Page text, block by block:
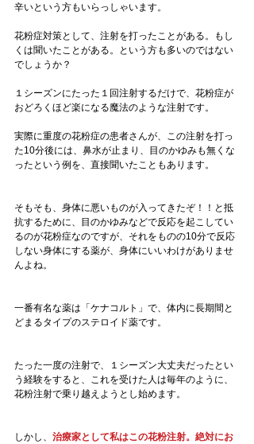
辛いという方もいらっしゃいます。
花粉症対策として、注射を打ったことがある。もし
くは聞いたことがある。という方も多いのではない
でしょうか？
１シーズンにたった１回注射するだけで、花粉症が
おどろくほど楽になる魔法のような注射です。
実際に重度の花粉症の患者さんが、この注射を打っ
た10分後には、鼻水が止まり、目のかゆみも無くな
ったという例を、直接聞いたこともあります。
そもそも、身体に悪いものが入ってきたぞ！！と抵
抗するために、目のかゆみなどで反応を起こしてい
るのが花粉症なのですが、それをものの10分で反応
しない身体にする薬が、身体にいいわけがありませ
んよね。
一番有名な薬は「ケナコルト」で、体内に長期間と
どまるタイプのステロイド薬です。
たった一度の注射で、１シーズン大丈夫だったとい
う経験をすると、これを受けた人は毎年のように、
花粉注射で乗り越えようとし始めます。
しかし、 治療家として私はこの花粉注射。絶対にお